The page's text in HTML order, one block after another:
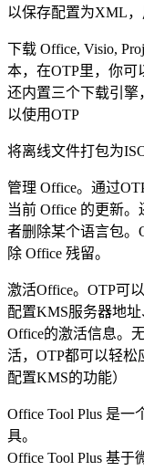
以保存配置为XML，
下载 Office, Visio,
本，在OTP里，你可
还内置三个下载引擎
以使用OTP
将离线文件打包为
管理 Office。通过
当前 Office 的更新
者删除某个语言包。
除 Office 残留。
激活Office。OTP可
配置KMS服务器地
Office的激活信息。
活，OTP都可以轻松
配置KMS的功能）
Office Tool Plus 是一
具。
Office Tool Plus 基于